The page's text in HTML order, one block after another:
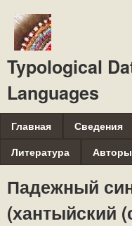
Typological
Languages
M
a
i
n
m
Главная Сведения
Литература
Авторы
Падежный
(хантыйский